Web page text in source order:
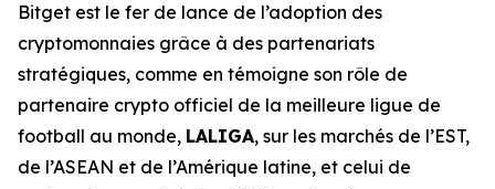
Bitget est le fer de lance de l’adoption des
cryptomonnaies grâce à des partenariats
stratégiques, comme en témoigne son rôle de
partenaire crypto officiel de la meilleure ligue de
football au monde, LALIGA, sur les marchés de l’EST,
de l’ASEAN et de l’Amérique latine, et celui de